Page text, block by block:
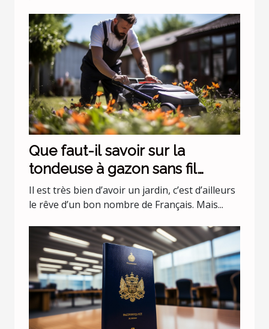
Que faut-il savoir sur la
tondeuse à gazon sans fil
batterie 36 v Black+Decker
CLMA4820L2-QW ?
Il est très bien d’avoir un jardin, c’est d’ailleurs
le rêve d’un bon nombre de Français. Mais...